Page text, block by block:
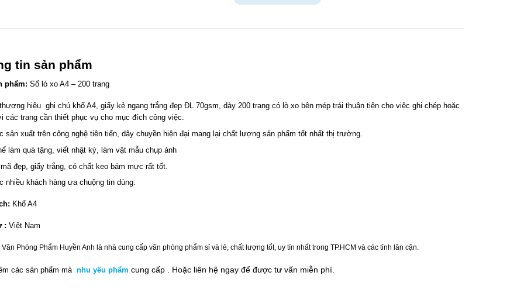
tin sản phẩm
phẩm: Sổ lò xo A4 – 200 trang
hiệu ghi chú khổ A4, giấy kẻ ngang trắng đẹp ĐL 70gsm, dày 200 trang có lò xo bên mép trái thuận tiện cho việc ghi chép hoặc
các trang cần thiết phục vụ cho mục đích công việc.
sản xuất trên công nghệ tiên tiến, dây chuyền hiện đại mang lại chất lượng sản phẩm tốt nhất thị trường.
làm quà tặng, viết nhật ký, làm vật mẫu chụp ảnh
đẹp, giấy trắng, có chất keo bám mực rất tốt.
nhiều khách hàng ưa chuộng tin dùng.
Khổ A4
: Việt Nam
Văn Phòng Phẩm Huyền Anh là nhà cung cấp văn phòng phẩm sỉ và lẻ, chất lượng tốt, uy tín nhất trong TP.HCM và các tỉnh lân cận.
các sản phẩm mà nhu yếu phẩm cung cấp . Hoặc liên hệ ngay để được tư vấn miễn phí.